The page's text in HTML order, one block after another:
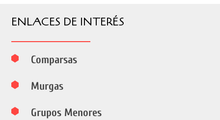
ENLACES DE INTERÉS
Comparsas
Murgas
Grupos Menores